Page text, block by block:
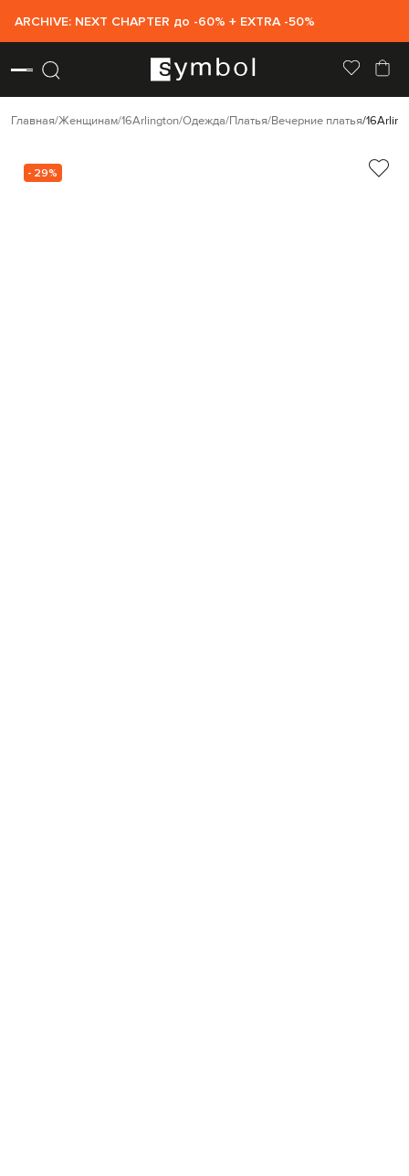
ARCHIVE: NEXT CHAPTER до -60% + EXTRA -50%
Главная Женщинам 16Arlington Одежда Платья Вечерние платья
- 29%